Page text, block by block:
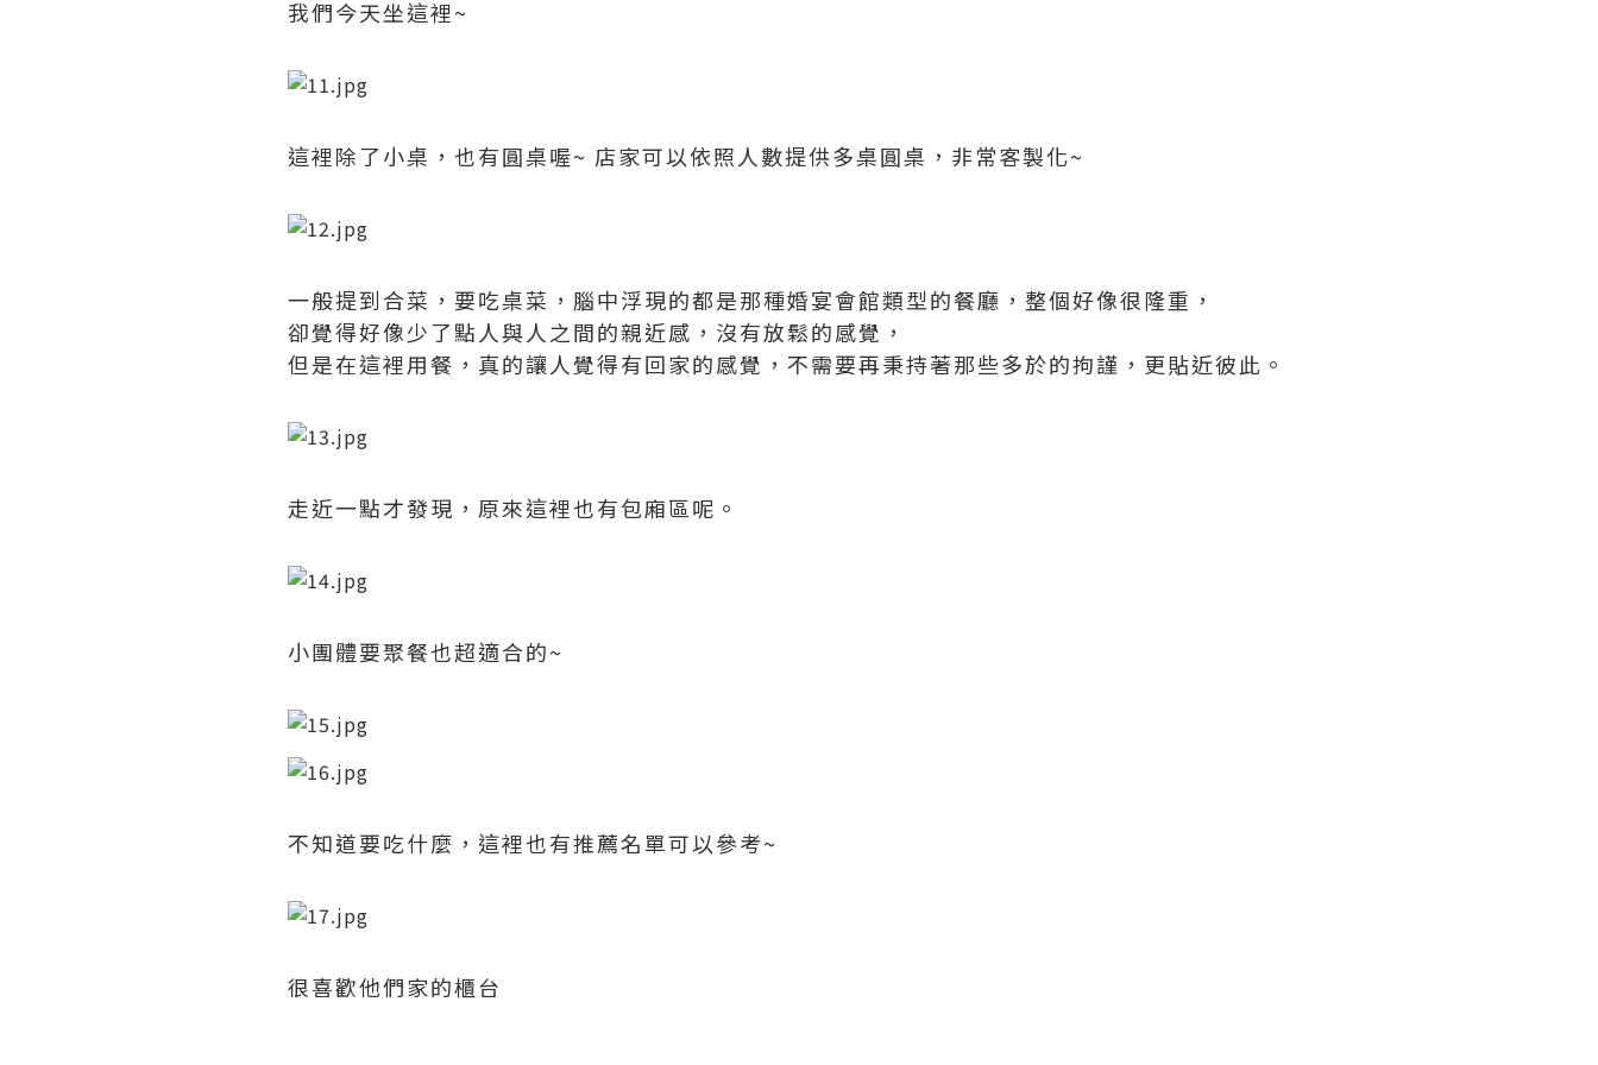
我們今天坐這裡~
這裡除了小桌，也有圓桌喔~ 店家可以依照人數提供多桌圓桌，非常客製化~
一般提到合菜，要吃桌菜，腦中浮現的都是那種婚宴會館類型的餐廳，整個好像很隆重，
卻覺得好像少了點人與人之間的親近感，沒有放鬆的感覺，
但是在這裡用餐，真的讓人覺得有回家的感覺，不需要再秉持著那些多於的拘謹，更貼近彼此。
走近一點才發現，原來這裡也有包廂區呢。
小團體要聚餐也超適合的~
不知道要吃什麼，這裡也有推薦名單可以參考~
很喜歡他們家的櫃台